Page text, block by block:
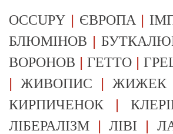
OCCUPY | ЄВРОПА |
БЛЮМІНОВ |
ВОРОНОВ |ГЕТТО |
|ЖИВОПИС |ЖИЖЕК
КИРПИЧЕНОК |
ЛІБЕРАЛІЗМ |ЛІВІ |